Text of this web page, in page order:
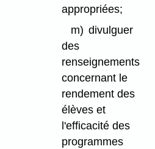
appropriées;
m) divulguer
des
renseignements
concernant le
rendement des
élèves et
l'efficacité des
programmes